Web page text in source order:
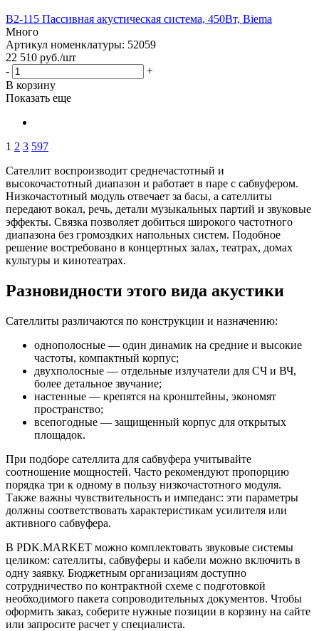
B2-115 Пассивная акустическая система, 450Вт, Biema
Много
Артикул номенклатуры: 52059
22 510 руб./шт
-
+
В корзину
Показать еще
1 2 3 597
Сателлит воспроизводит среднечастотный и
высокочастотный диапазон и работает в паре с сабвуфером.
Низкочастотный модуль отвечает за басы, а сателлиты
передают вокал, речь, детали музыкальных партий и звуковые
эффекты. Связка позволяет добиться широкого частотного
диапазона без громоздких напольных систем. Подобное
решение востребовано в концертных залах, театрах, домах
культуры и кинотеатрах.
Разновидности этого вида акустики
Сателлиты различаются по конструкции и назначению:
однополосные — один динамик на средние и высокие
частоты, компактный корпус;
двухполосные — отдельные излучатели для СЧ и ВЧ,
более детальное звучание;
настенные — крепятся на кронштейны, экономят
пространство;
всепогодные — защищенный корпус для открытых
площадок.
При подборе сателлита для сабвуфера учитывайте
соотношение мощностей. Часто рекомендуют пропорцию
порядка три к одному в пользу низкочастотного модуля.
Также важны чувствительность и импеданс: эти параметры
должны соответствовать характеристикам усилителя или
активного сабвуфера.
В PDK.MARKET можно комплектовать звуковые системы
целиком: сателлиты, сабвуферы и кабели можно включить в
одну заявку. Бюджетным организациям доступно
сотрудничество по контрактной схеме с подготовкой
необходимого пакета сопроводительных документов. Чтобы
оформить заказ, соберите нужные позиции в корзину на сайте
или запросите расчет у специалиста.